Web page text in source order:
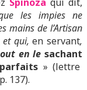
les impies ne
mains de l’Artisan
et qui,en servant,
en lesachant
parfaits » (lettre
137).